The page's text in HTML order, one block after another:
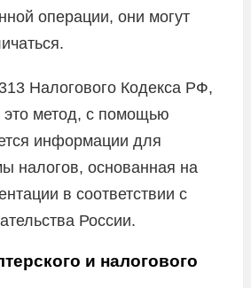
операции, они могут
Налогового Кодекса РФ,
это метод, с помощью
информации для
налогов, основанная на
в соответствии с
России.
и налогового